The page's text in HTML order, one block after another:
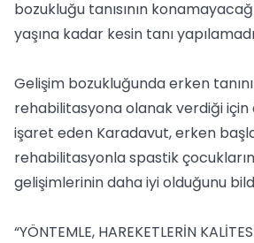
bozukluğu tanısının
yaşına kadar kesin tanı
Gelişim bozukluğunda erken
rehabilitasyona olanak verdiği
işaret eden Karadavut, erken
rehabilitasyonla spastik
gelişimlerinin daha iyi olduğunu
“YÖNTEMLE, HAREKETLERİN